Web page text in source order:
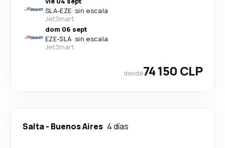
SLA-EZE· sin escala
JetSmart
dom 06 sept
EZE-SLA· sin escala
JetSmart
desde74 150 CLP
Salta- Buenos Aires 4 días